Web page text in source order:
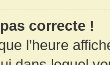
correcte !
l’heure